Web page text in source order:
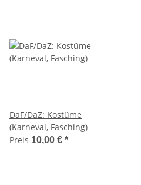
DaF/DaZ: Kostüme
(Karneval, Fasching)
Preis 10,00 € *